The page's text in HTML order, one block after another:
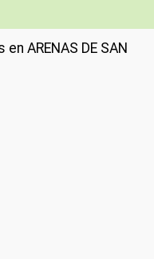
ARENAS DE SAN